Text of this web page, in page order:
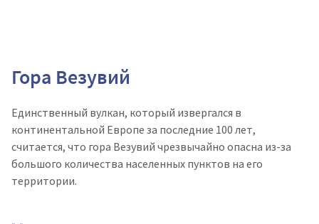
Гора Везувий
Единственный вулкан, который извергался в
континентальной Европе за последние 100 лет,
считается, что гора Везувий чрезвычайно опасна из-за
большого количества населенных пунктов на его
территории.